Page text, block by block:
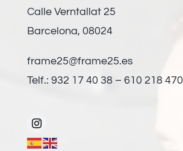
Calle Verntallat 25
Barcelona, 08024
frame25@frame25.es
Telf.: 932 17 40 38 – 610 218 470